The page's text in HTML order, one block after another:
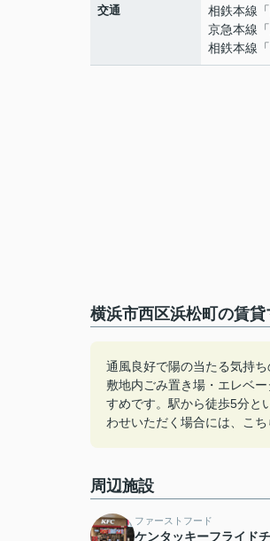
交通 相鉄本線 「
京急本線 「
相鉄本線 「
横浜市西区浜松町の賃
通風良好で陽の当たる気持
敷地内ごみ置き場・エレベ
すめです。駅から徒歩5分と
わせいただく場合には、こ
周辺施設
ファーストフード
ケンタッキーフライド